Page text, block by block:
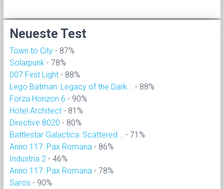
Neueste Test
Town to City - 87%
Solarpunk - 78%
007 First Light - 88%
Lego Batman: Legacy of the Dark...
- 88%
Forza Horizon 6 - 90%
Hotel Architect - 81%
Directive 8020 - 80%
Battlestar Galactica: Scattered...
- 71%
Anno 117: Pax Romana - 86%
Industria 2 - 46%
Anno 117: Pax Romana - 78%
Saros - 90%